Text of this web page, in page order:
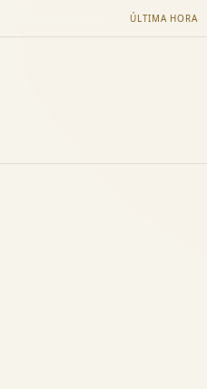
ÚLTIMA HORA